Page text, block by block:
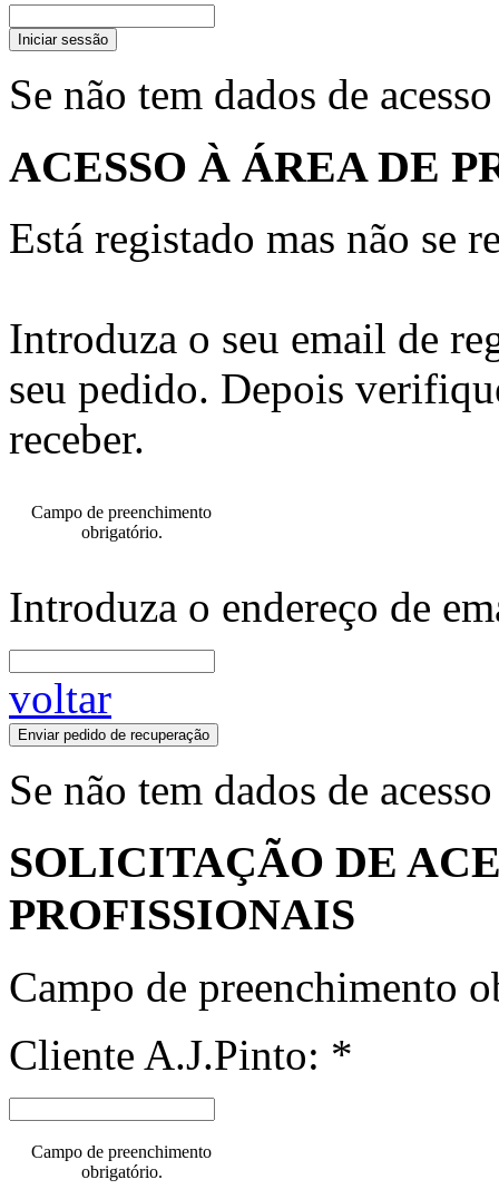
Iniciar sessão
Se não tem dados de
ACESSO À ÁREA DE
Está registado mas não se
Introduza o seu email de
seu pedido. Depois
receber.
Campo de preenchimento
obrigatório.
Introduza o endereço de
voltar
Enviar pedido de recuperação
Se não tem dados de
SOLICITAÇÃO DE
PROFISSIONAIS
Campo de preenchimento
Cliente A.J.Pinto: *
Campo de preenchimento
obrigatório.